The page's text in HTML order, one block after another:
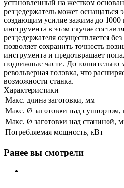
установленный на жестком
резцедержатель может оснащаться
создающим усилие зажима до 1000
инструмента в этом случае
резцедержателя осуществляется
позволяет сохранить точность
инструмента и предотвращает
подвижные части. Дополнительно
револьверная головка, что
возможности станка.
Характеристики
Макс. длина заготовки, мм
Макс. Ø заготовки над суппортом,
Макс. Ø заготовки над станиной,
Потребляемая мощность, кВт
Ранее вы смотрели